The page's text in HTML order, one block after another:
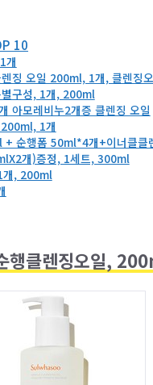
10
개
징 오일 200ml, 1개, 클렌징
구성, 1개, 200ml
아모레비누2개증 클렌징 오일
1개
순행폼 50ml*4개+이너클클
개)증정, 1세트, 300ml
개, 200ml
행클렌징오일,